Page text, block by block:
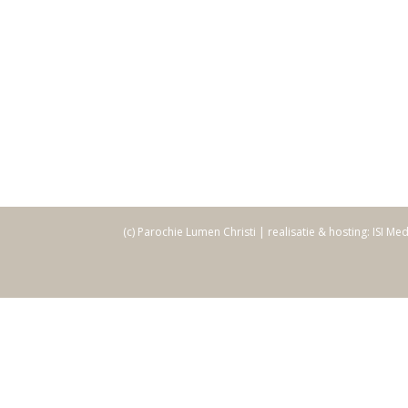
(c) Parochie Lumen Christi | realisatie & hosting: ISI